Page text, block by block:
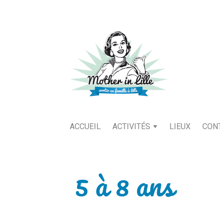
ACCUEIL ACTIVITÉS LIEUX
5 à 8 ans